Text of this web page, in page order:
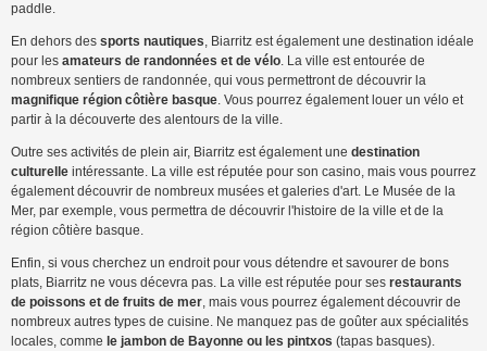
paddle.
En dehors des sports nautiques, Biarritz est également une destination idéale
pour les amateurs de randonnées et de vélo. La ville est entourée de
nombreux sentiers de randonnée, qui vous permettront de découvrir la
magnifique région côtière basque. Vous pourrez également louer un vélo et
partir à la découverte des alentours de la ville.
Outre ses activités de plein air, Biarritz est également une destination
culturelle intéressante. La ville est réputée pour son casino, mais vous pourrez
également découvrir de nombreux musées et galeries d'art. Le Musée de la
Mer, par exemple, vous permettra de découvrir l'histoire de la ville et de la
région côtière basque.
Enfin, si vous cherchez un endroit pour vous détendre et savourer de bons
plats, Biarritz ne vous décevra pas. La ville est réputée pour ses restaurants
de poissons et de fruits de mer, mais vous pourrez également découvrir de
nombreux autres types de cuisine. Ne manquez pas de goûter aux spécialités
locales, comme le jambon de Bayonne ou les pintxos (tapas basques).